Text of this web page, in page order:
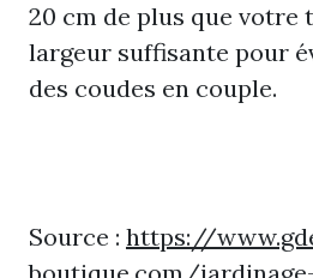
20 cm de plus que
largeur suffisante pour
des coudes en couple.
Source : https://